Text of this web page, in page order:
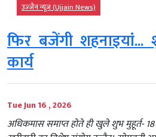
उज्‍जैन न्यूज़ (Ujjain News)
फिर बजेंगी
कार्य
Tue Jun 16 , 2026
अधिकमास समाप्त होते ही खुले शुभ मुहूर्त-